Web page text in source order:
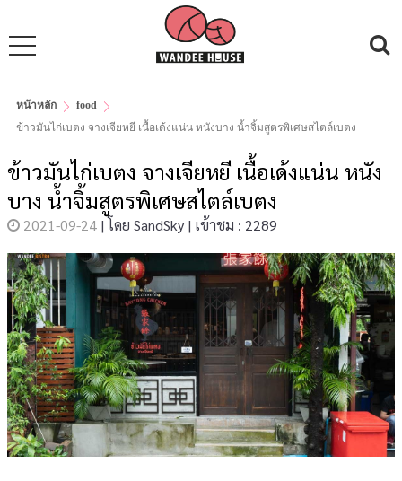
หน้าหลัก
food
ข้าวมันไก่เบตง จางเจียหยี เนื้อเด้งแน่น หนังบาง น้ำจิ้มสูตรพิเศษสไตล์เบตง
ข้าวมันไก่เบตง จางเจียหยี เนื้อเด้งแน่น หนัง
บาง น้ำจิ้มสูตรพิเศษสไตล์เบตง
2021-09-24 | โดย SandSky | เข้าชม : 2289